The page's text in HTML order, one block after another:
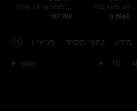
HFT
Live
24 שעות נמוך
0.2943
כמות של 24 שעות (
107.78K
מידע נתוני מסחר מניעי השוק
1D מְקוֹרִי